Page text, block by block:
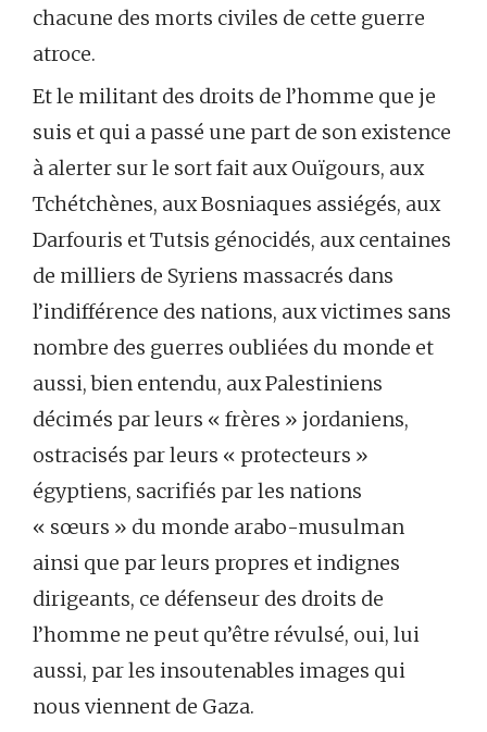
chacune des morts civiles de cette guerre
atroce.
Et le militant des droits de l’homme que je
suis et qui a passé une part de son existence
à alerter sur le sort fait aux Ouïgours, aux
Tchétchènes, aux Bosniaques assiégés, aux
Darfouris et Tutsis génocidés, aux centaines
de milliers de Syriens massacrés dans
l’indifférence des nations, aux victimes sans
nombre des guerres oubliées du monde et
aussi, bien entendu, aux Palestiniens
décimés par leurs « frères » jordaniens,
ostracisés par leurs « protecteurs »
égyptiens, sacrifiés par les nations
« sœurs » du monde arabo-musulman
ainsi que par leurs propres et indignes
dirigeants, ce défenseur des droits de
l’homme ne peut qu’être révulsé, oui, lui
aussi, par les insoutenables images qui
nous viennent de Gaza.